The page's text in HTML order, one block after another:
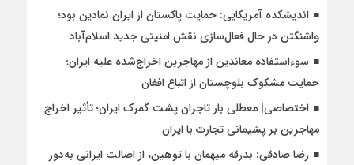
اندیشکده آمریکایی: حمایت پاکستان از ایران نمادین بود؛
واشنگتن در حال فعال‌سازی نقش امنیتی جدید اسلام‌آباد
سوءاستفاده معاندین از مهاجرین اخراج‌شده علیه ایران؛
حمایت مشکوک بلوچستان از اتباع افغان
اختصاصی| معطلی بار تاجران پشت گمرک ایران؛ تأثیر اخراج
مهاجرین بر پشیمانی تجارت با ایران
رضا صادقی: بدرقه میهمان با توهین، از اصالت ایرانی به‌دور